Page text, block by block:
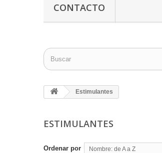
CONTACTO
Estimulantes
ESTIMULANTES
Ordenar por Nombre: de A a Z